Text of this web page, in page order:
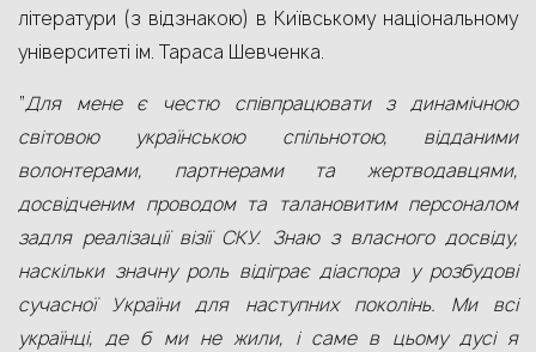
літератури (з відзнакою) в Київському національному
університеті ім. Тараса Шевченка.
“Для мене є честю співпрацювати з динамічною
світовою українською спільнотою, відданими
волонтерами, партнерами та жертводавцями,
досвідченим проводом та талановитим персоналом
задля реалізації візії СКУ. Знаю з власного досвіду,
наскільки значну роль відіграє діаспора у розбудові
сучасної України для наступних поколінь. Ми всі
українці, де б ми не жили, і саме в цьому дусі я